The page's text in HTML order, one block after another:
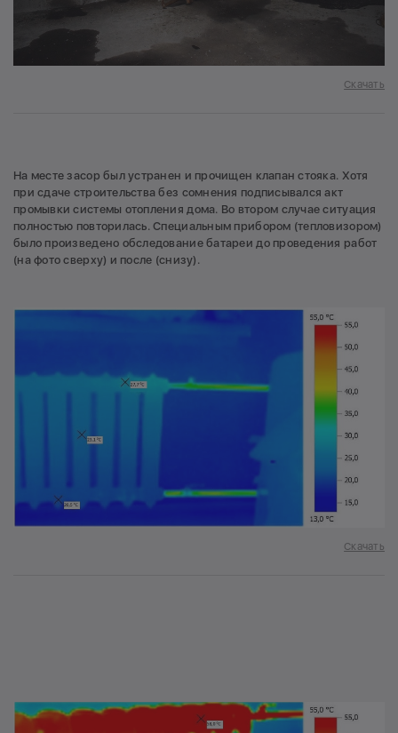
Скачать
На месте засор был устранен и прочищен клапан стояка. Хотя
при сдаче строительства без сомнения подписывался акт
промывки системы отопления дома. Во втором случае ситуация
полностью повторилась. Специальным прибором (тепловизором)
было произведено обследование батареи до проведения работ
(на фото сверху) и после (снизу).
Скачать